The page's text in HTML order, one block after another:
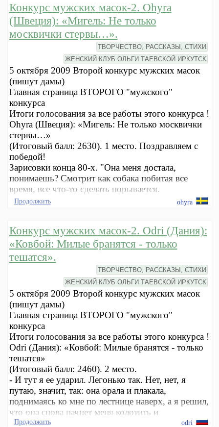
Конкурс мужских масок-2. Ohyra
(Швеция): «Мигель: Не только
москвички стервы…».
ТВОРЧЕСТВО, РАССКАЗЫ, СТИХИ
ЖЕНСКИЙ КЛУБ ОЛЬГИ ТАЕВСКОЙ ИРКУТСК
5 октября 2009 Второй конкурс мужских масок
(пишут дамы)
Главная страница ВТОРОГО "мужского"
конкурса
Итоги голосования за все работы этого конкурса !
Ohyra (Швеция): «Мигель: Не только москвички
стервы…»
(Итоговый балл: 2630). 1 место. Поздравляем с
победой!
Зарисовки конца 80-х. "Она меня достала,
понимаешь? Смотрит как собака побитая все
время, все что-то сделать порывается.
Хозяйственная, блин...
Продолжить ohyra
Конкурс мужских масок-2. Odri (Дания):
«Ковбой: Милые бранятся - только
тешатся».
ТВОРЧЕСТВО, РАССКАЗЫ, СТИХИ
ЖЕНСКИЙ КЛУБ ОЛЬГИ ТАЕВСКОЙ ИРКУТСК
5 октября 2009 Второй конкурс мужских масок
(пишут дамы)
Главная страница ВТОРОГО "мужского"
конкурса
Итоги голосования за все работы этого конкурса !
Odri (Дания): «Ковбой: Милые бранятся - только
тешатся»
(Итоговый балл: 2460). 2 место.
- И тут я ее ударил. Легонько так. Нет, нет, я
путаю, значит, так: она орала и плакала,
поднимаясь ко мне по лестнице наверх, а я решил,
что она снова начнет меня колотить и
Продолжить odri